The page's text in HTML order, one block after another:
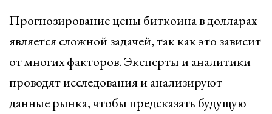
Прогнозирование цены биткоина в долларах
является сложной задачей, так как это зависит
от многих факторов. Эксперты и аналитики
проводят исследования и анализируют
данные рынка, чтобы предсказать будущую